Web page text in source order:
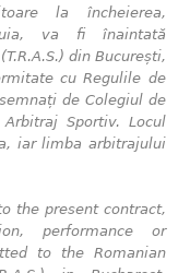
la încheierea,
va fi înaintată
din București,
cu Regulile de
de Colegiul de
Sportiv. Locul
iar limba arbitrajului
the present contract,
performance or
to the Romanian